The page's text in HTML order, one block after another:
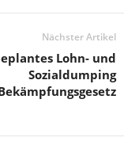
Nächster Artikel
Lohn- und
Sozialdumping